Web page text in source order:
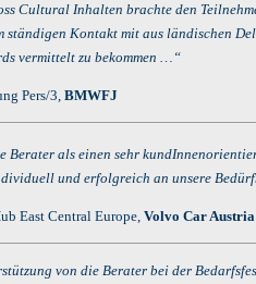
Cultural Inhalten brachte den
Kontakt mit aus ländischen
vermittelt zu bekommen …“
Pers/3,BMWFJ
Berater als einen sehr
und erfolgreich an unsere
East Central Europe,Volvo Car
von die Berater bei der